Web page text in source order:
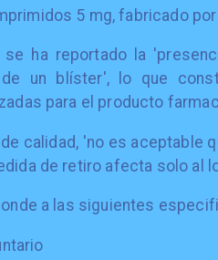
5 mg, fabricado
se ha reportado la
un blíster', lo que
para el producto
calidad, 'no es aceptable
de retiro afecta solo al
a las siguientes